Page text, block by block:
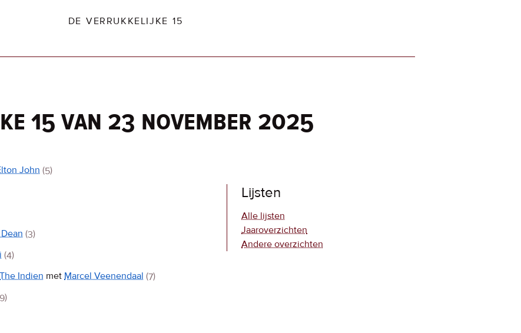
DE VERRUKKELIJKE 15
15 van 23 november 2025
John (5)
(3)
(4)
The Indien met Marcel Veenendaal (7)
Lijsten
Alle lijsten
Jaaroverzichten
Andere overzichten